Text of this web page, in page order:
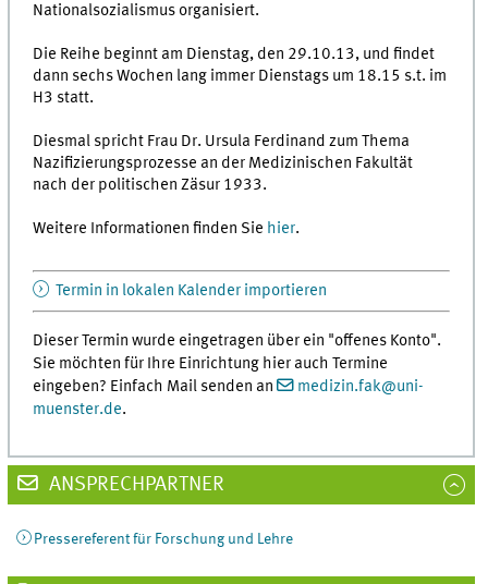
Nationalsozialismus organisiert.
Die Reihe beginnt am Dienstag, den 29.10.13, und findet
dann sechs Wochen lang immer Dienstags um 18.15 s.t. im
H3 statt.
Diesmal spricht Frau Dr. Ursula Ferdinand zum Thema
Nazifizierungsprozesse an der Medizinischen Fakultät
nach der politischen Zäsur 1933.
Weitere Informationen finden Sie hier.
Termin in lokalen Kalender importieren
Dieser Termin wurde eingetragen über ein "offenes Konto".
Sie möchten für Ihre Einrichtung hier auch Termine
eingeben? Einfach Mail senden an
medizin.fak@uni-
muenster.de.
ANSPRECHPARTNER
Pressereferent für Forschung und Lehre